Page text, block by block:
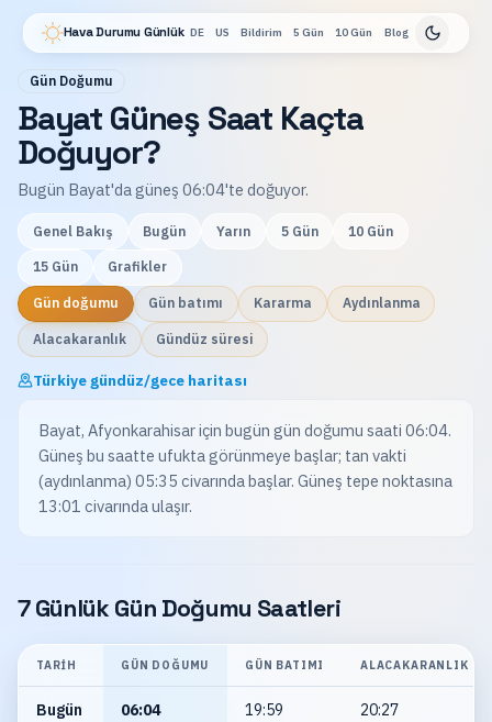
Hava Durumu Günlük DE US Bildirim 5 Gün 10 Gün Blog
Gün Doğumu
Bayat Güneş Saat Kaçta
Doğuyor?
Bugün Bayat'da güneş 06:04'te doğuyor.
Genel Bakış Bugün Yarın 5 Gün 10 Gün
15 Gün Grafikler
Gün doğumu Gün batımı Kararma Aydınlanma
Alacakaranlık Gündüz süresi
Türkiye gündüz/gece haritası
Bayat, Afyonkarahisar için bugün gün doğumu saati 06:04.
Güneş bu saatte ufukta görünmeye başlar; tan vakti
(aydınlanma) 05:35 civarında başlar. Güneş tepe noktasına
13:01 civarında ulaşır.
7 Günlük Gün Doğumu Saatleri
TARIH GÜN DOĞUMU GÜN BATIMI ALACAKARANLIK
Bugün 06:04 19:59 20:27